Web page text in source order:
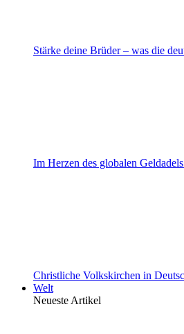
Stärke deine Brüder – was die
Im Herzen des globalen
Christliche Volkskirchen in
Welt
Neueste Artikel